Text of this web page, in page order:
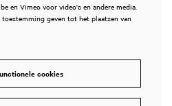
en Vimeo voor video's en andere media.
geven tot het plaatsen van
cookies